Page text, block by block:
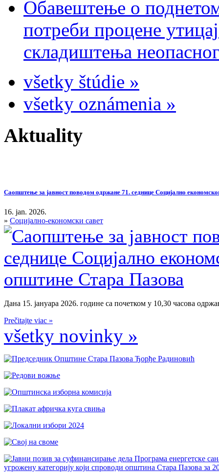
Обавештење о
потреби процене
складиштења
všetky štúdie »
všetky oznámenia »
Aktuality
Саопштење за јавност поводом одржане 71. седнице Социјално
16. jan. 2026.
» Социјално-економски савет
Дана 15. јануара 2026. године са почетком у 10,30 часова
Prečitajte viac »
všetky novinky »